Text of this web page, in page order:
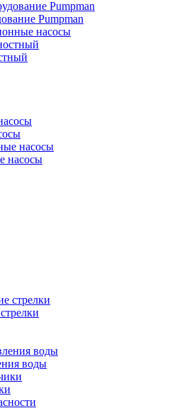
Pumpman
насосы
насосы
воды